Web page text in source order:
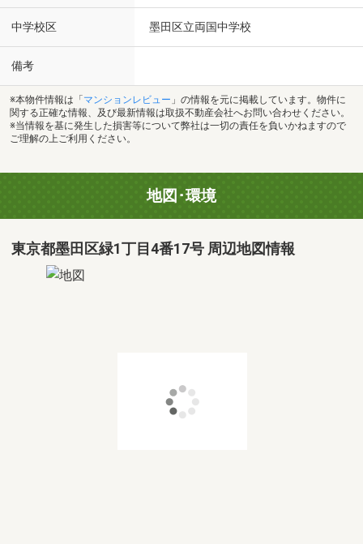
中学校区 墨田区立両国中学校
備考
※本物件情報は「 マンションレビュー 」の情報を元に掲載しています。物件に
関する正確な情報、及び最新情報は取扱不動産会社へお問い合わせください。
※当情報を基に発生した損害等について弊社は一切の責任を負いかねますので
ご理解の上ご利用ください。
地図･環境
東京都墨田区緑1丁目4番17号 周辺地図情報